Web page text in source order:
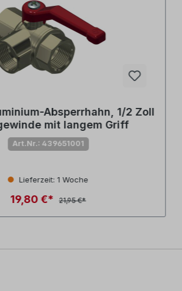
Absperrhahn, 1/2 Zoll
mit langem Griff
Art.Nr.: 439651001
Lieferzeit: 1 Woche
19,80 €* 21,95 €*